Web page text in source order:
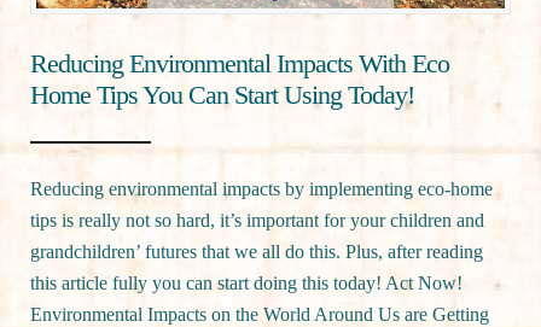
Reducing Environmental Impacts With Eco
Home Tips You Can Start Using Today!
Reducing environmental impacts by implementing eco-home
tips is really not so hard, it’s important for your children and
grandchildren’ futures that we all do this. Plus, after reading
this article fully you can start doing this today! Act Now!
Environmental Impacts on the World Around Us are Getting